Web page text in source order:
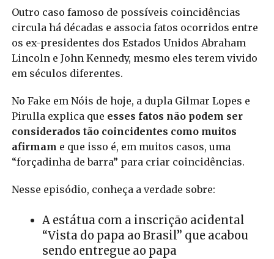
Outro caso famoso de possíveis coincidências
circula há décadas e associa fatos ocorridos entre
os ex-presidentes dos Estados Unidos Abraham
Lincoln e John Kennedy, mesmo eles terem vivido
em séculos diferentes.
No Fake em Nóis de hoje, a dupla Gilmar Lopes e
Pirulla explica que esses fatos não podem ser
considerados tão coincidentes como muitos
afirmam e que isso é, em muitos casos, uma
“forçadinha de barra” para criar coincidências.
Nesse episódio, conheça a verdade sobre:
A estátua com a inscrição acidental
“Vista do papa ao Brasil” que acabou
sendo entregue ao papa